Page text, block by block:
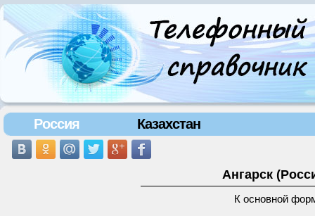
Россия Казахстан
Ангарск
К основной